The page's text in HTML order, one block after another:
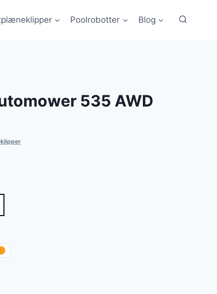
Poolrobotter Blog
535 AWD